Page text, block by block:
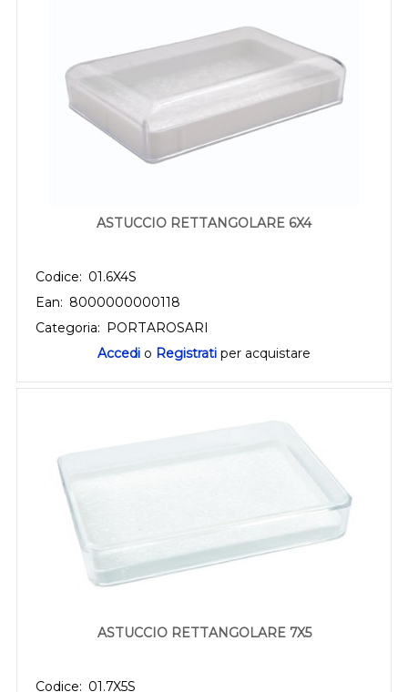
ASTUCCIO RETTANGOLARE 6X4
Codice: 01.6X4S
Ean: 8000000000118
Categoria: PORTAROSARI
Accedi o Registrati per acquistare
ASTUCCIO RETTANGOLARE 7X5
Codice: 01.7X5S